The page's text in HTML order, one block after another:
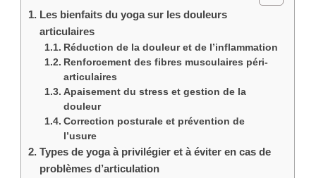
Les bienfaits du yoga sur les douleurs
articulaires
Réduction de la douleur et de l’inflammation
Renforcement des fibres musculaires péri-
articulaires
Apaisement du stress et gestion de la
douleur
Correction posturale et prévention de
l’usure
Types de yoga à privilégier et à éviter en cas de
problèmes d’articulation